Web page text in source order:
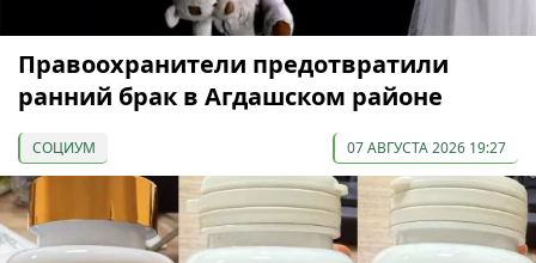
Правоохранители предотвратили
ранний брак в Агдашском районе
СОЦИУМ 07 АВГУСТА 2026 19:27